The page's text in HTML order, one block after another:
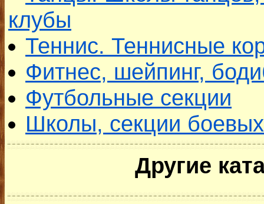
клубы
Теннис. Теннисные
Фитнес, шейпинг,
Футбольные секции
Школы, секции
Другие